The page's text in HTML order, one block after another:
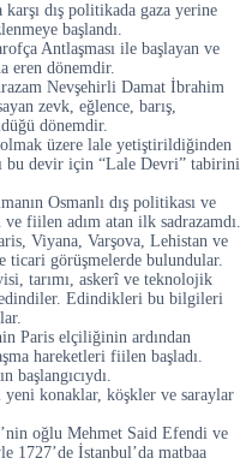
karşı dış politikada gaza yerine
başlandı.
Antlaşması ile başlayan ve
eren dönemdir.
Nevşehirli Damat İbrahim
zevk, eğlence, barış,
dönemdir.
üzere lale yetiştirildiğinden
bu devir için “Lale Devri” tabirini
Osmanlı dış politikası ve
fiilen adım atan ilk sadrazamdı.
Viyana, Varşova, Lehistan ve
ticari görüşmelerde bulundular.
tarımı, askerî ve teknolojik
Edindikleri bu bilgileri
Paris elçiliğinin ardından
hareketleri fiilen başladı.
başlangıcıydı.
yeni konaklar, köşkler ve saraylar
oğlu Mehmet Said Efendi ve
1727’de İstanbul’da matbaa